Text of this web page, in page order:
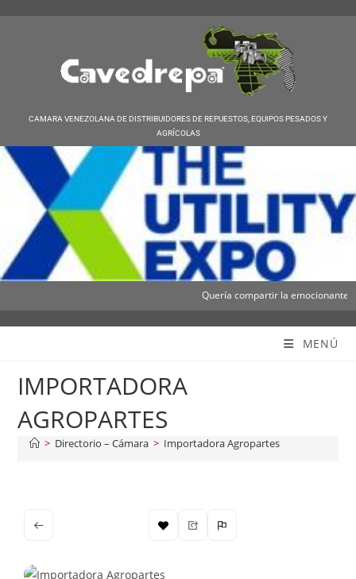
CAMARA VENEZOLANA DE DISTRIBUIDORES DE REPUESTOS, EQUIPOS PESADOS Y
AGRÍCOLAS
Quería compartir la emocionante
MENÚ
IMPORTADORA
AGROPARTES
> Directorio – Cámara > Importadora Agropartes